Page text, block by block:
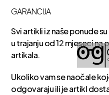
GARANCIJA
Svi artikli iz naše ponude
u trajanju od 12 mjeseci
artikala.
Ukoliko vam se naočale
odgovaraju ili je artikl